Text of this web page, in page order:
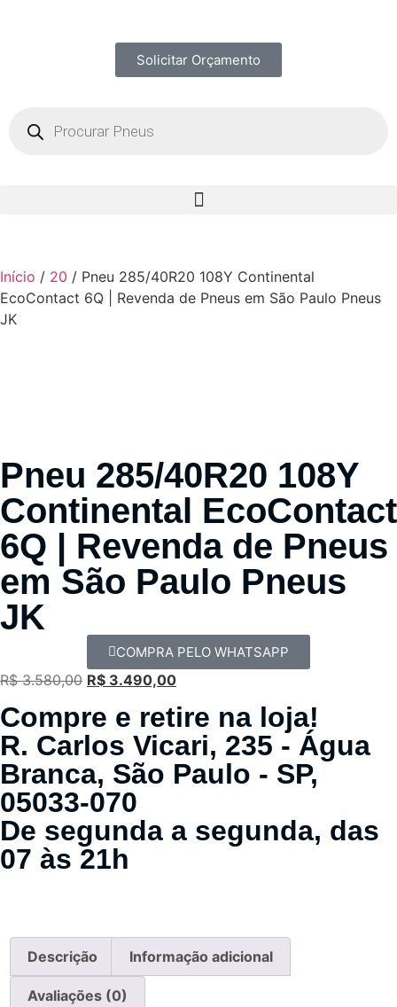
Solicitar Orçamento
Início / 20 / Pneu 285/40R20 108Y Continental
EcoContact 6Q | Revenda de Pneus em São Paulo Pneus
JK
Pneu 285/40R20 108Y
Continental EcoContact
6Q | Revenda de Pneus
em São Paulo Pneus
JK
COMPRA PELO WHATSAPP
R$3.580,00 R$ 3.490,00
Compre e retire na loja!
R. Carlos Vicari, 235 - Água
Branca, São Paulo - SP,
05033-070
De segunda a segunda, das
07 às 21h
Descrição Informação adicional
Avaliações (0)